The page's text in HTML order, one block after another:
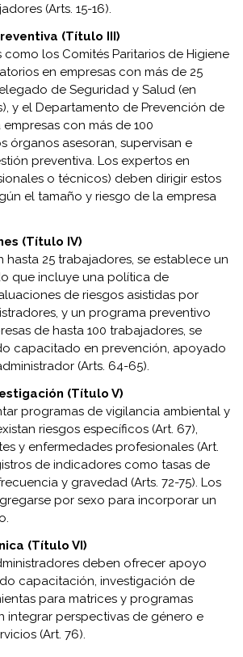
(Arts. 15-16).
(Título III)
los Comités Paritarios de Higiene
en empresas con más de 25
de Seguridad y Salud (en
y el Departamento de Prevención de
con más de 100
órganos asesoran, supervisan e
preventiva. Los expertos en
o técnicos) deben dirigir estos
el tamaño y riesgo de la empresa
(Título IV)
hasta 25 trabajadores, se establece un
que incluye una política de
de riesgos asistidas por
y un programa preventivo
de hasta 100 trabajadores, se
capacitado en prevención, apoyado
(Arts. 64-65).
(Título V)
programas de vigilancia ambiental y
riesgos específicos (Art. 67),
y enfermedades profesionales (Art.
de indicadores como tasas de
y gravedad (Arts. 72-75). Los
por sexo para incorporar un
(Título VI)
deben ofrecer apoyo
capacitación, investigación de
para matrices y programas
integrar perspectivas de género e
(Art. 76).